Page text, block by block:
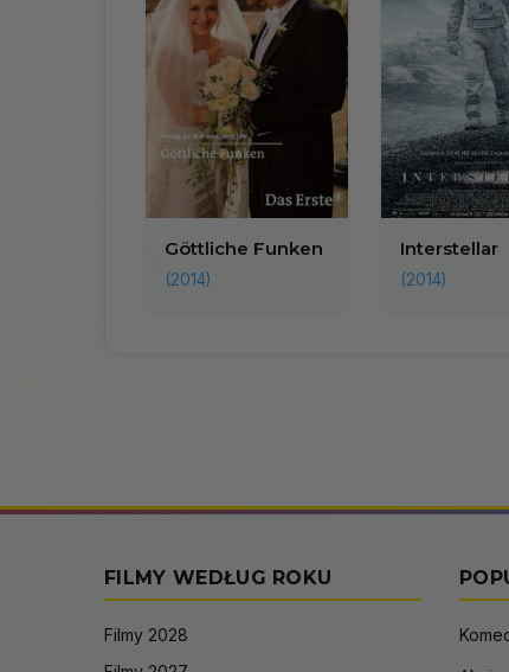
Göttliche Funken
(2014)
Interstellar
(2014)
FILMY WEDŁUG ROKU
Filmy 2028